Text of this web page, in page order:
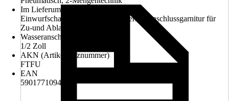
Im Lieferumfang enthalten
Einwurfschacht, Befestigungsmaterial, Anschlussgarnitur für
Zu-und Ablauf, Wandbefestigung
Wasseranschluss
1/2 Zoll
AKN (Artikelkurznummer)
FTFU
EAN
5901771094463